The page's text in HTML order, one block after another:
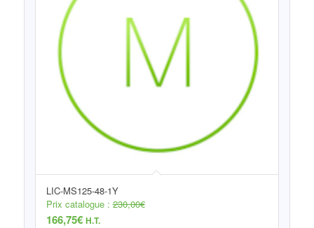
LIC-MS125-48-1Y
Prix catalogue :230,00€
166,75€ H.T.